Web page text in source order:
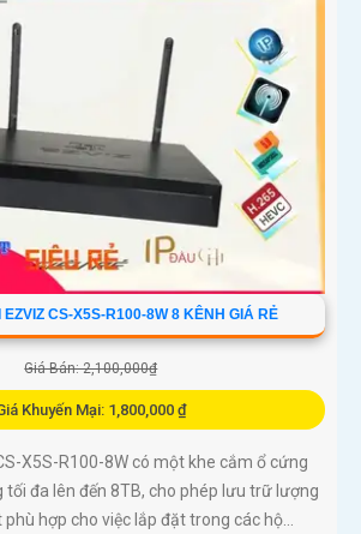
CS-X5S-R100-8W 8 KÊNH GIÁ RẺ
Giá Bán: 2,100,000₫
Khuyến Mại: 1,800,000 ₫
X5S-R100-8W có một khe cắm ổ cứng
tối đa lên đến 8TB, cho phép lưu trữ lượng
phù hợp cho việc lắp đặt trong các hộ...